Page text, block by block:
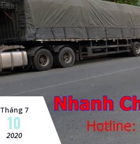
Tháng 7
10
2020